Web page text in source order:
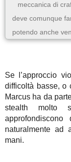
meccanica di
deve comunque
potendo anche
Se l’approccio
difficoltà basse, o
Marcus ha da
stealth molto
naturalmente ad
mani.